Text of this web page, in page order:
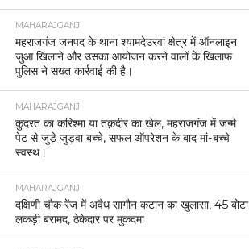
MAHARAJGANJ
महराजगंज जनपद के थाना श्यामदेउरवां क्षेत्र में ऑनलाइन
जुआ खिलाने और उसका आयोजन करने वालों के खिलाफ
पुलिस ने सख्त कार्रवाई की है।
MAHARAJGANJ
कुदरत का करिश्मा या तक़दीर का खेल, महराजगंज में जन्मे
पेट से जुड़े जुड़वा बच्चे, सफल ऑपरेशन के बाद मां-बच्चे
स्वस्थ।
MAHARAJGANJ
दक्षिणी चौक रेंज में अवैध सागौन कटान का खुलासा, 45 बोटा
लकड़ी बरामद, ठेकेदार पर मुकदमा